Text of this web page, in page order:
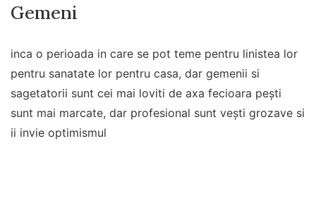
Gemeni
inca o perioada in care se pot teme pentru linistea lor
pentru sanatate lor pentru casa, dar gemenii si
sagetatorii sunt cei mai loviti de axa fecioara pești
sunt mai marcate, dar profesional sunt vești grozave si
ii invie optimismul